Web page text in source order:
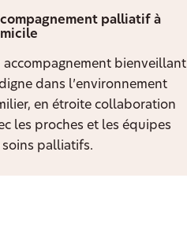
palliatif à
accompagnement bienveillant
dans l’environnement
en étroite collaboration
les proches et les équipes
soins palliatifs.